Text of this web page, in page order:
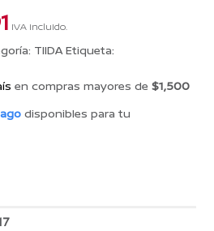
El
precio
actual
es:
$293.91.
IVA incluido.
TIIDA Etiqueta:
en compras mayores de$1,500
disponibles para tu